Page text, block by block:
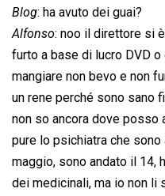
Blog: ha avuto dei guai?
Alfonso: noo il direttore si
furto a base di lucro DVD
mangiare non bevo e non
un rene perché sono sano
non so ancora dove posso
pure lo psichiatra che
maggio, sono andato il 14,
dei medicinali, ma io non li